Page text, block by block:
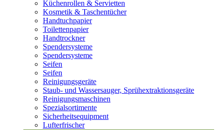
Küchenrollen & Servietten
Kosmetik & Taschentücher
Handtuchpapier
Toilettenpapier
Handtrockner
Spendersysteme
Spendersysteme
Seifen
Seifen
Reinigungsgeräte
Staub- und Wassersauger, Sprühextraktionsgeräte
Reinigungsmaschinen
Spezialsortimente
Sicherheitsequipment
Lufterfrischer